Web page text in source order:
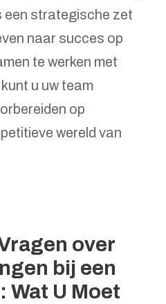
een strategische zet
naar succes op
te werken met
u uw team
op
wereld van
over
bij een
Wat U Moet